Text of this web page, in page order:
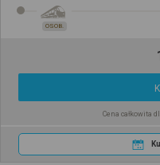
OSOB.
Cena całkowita